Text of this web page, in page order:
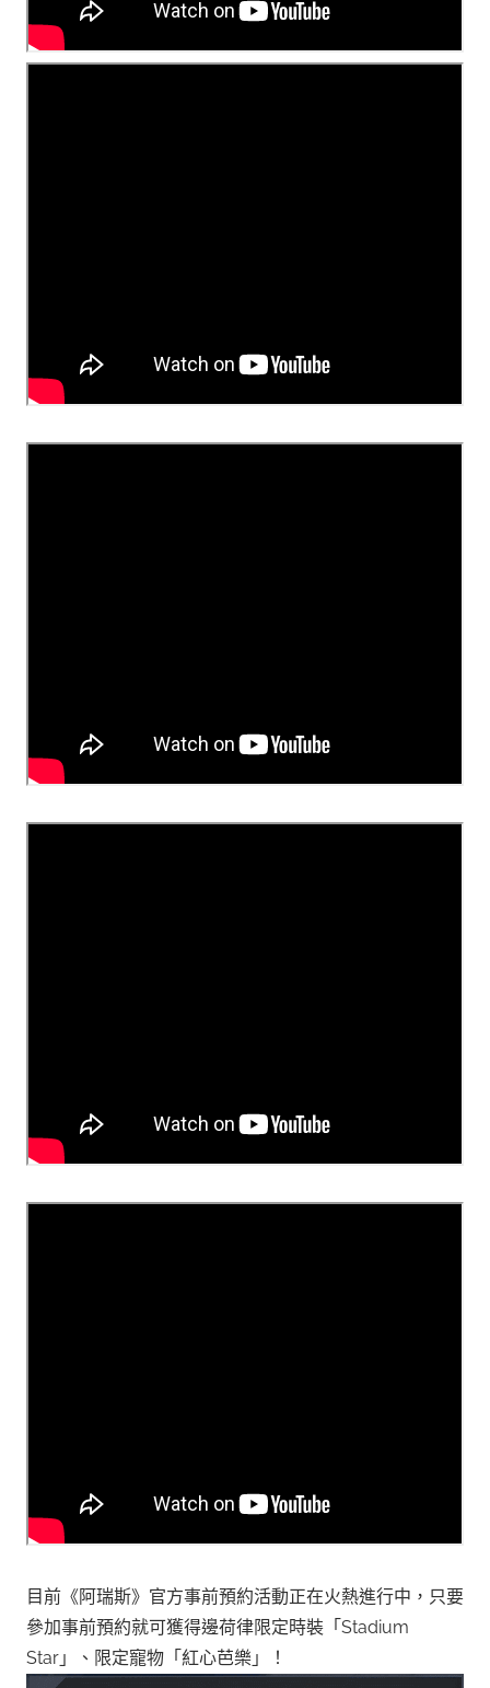
目前《阿瑞斯》官方事前預約活動正在火熱進行中，只要
參加事前預約就可獲得邊荷律限定時裝「Stadium
Star」、限定寵物「紅心芭樂」！